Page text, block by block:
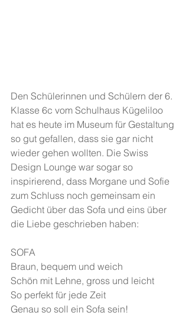
Den Schülerinnen und Schülern der 6.
Klasse 6c vom Schulhaus Kügeliloo
hat es heute im Museum für Gestaltung
so gut gefallen, dass sie gar nicht
wieder gehen wollten. Die Swiss
Design Lounge war sogar so
inspirierend, dass Morgane und Sofie
zum Schluss noch gemeinsam ein
Gedicht über das Sofa und eins über
die Liebe geschrieben haben:
SOFA
Braun, bequem und weich
Schön mit Lehne, gross und leicht
So perfekt für jede Zeit
Genau so soll ein Sofa sein!